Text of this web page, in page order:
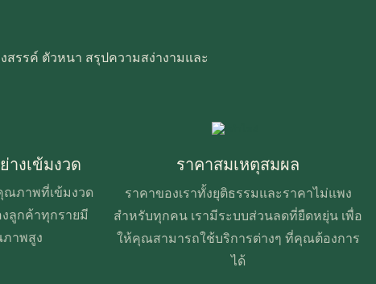
รรค์ ตัวหนา สรุปความสง่างามและ
งเข้มงวด
ณภาพที่เข้มงวด
ลูกค้าทุกรายมี
าพสูง
ราคาสมเหตุสมผล
ราคาของเราทั้งยุติธรรมและราคาไม่แพง
สำหรับทุกคน เรามีระบบส่วนลดที่ยืดหยุ่น เพื่อ
ให้คุณสามารถใช้บริการต่างๆ ที่คุณต้องการ
ได้